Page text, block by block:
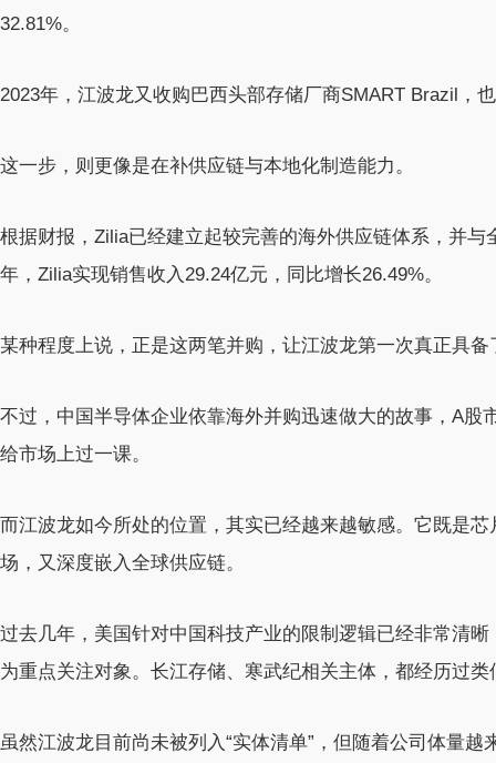
32.81%。
2023年，江波龙又收购巴西头部存储厂商SMART Brazil，
这一步，则更像是在补供应链与本地化制造能力。
根据财报，Zilia已经建立起较完善的海外供应链体系，并
年，Zilia实现销售收入29.24亿元，同比增长26.49%。
某种程度上说，正是这两笔并购，让江波龙第一次真正具备
不过，中国半导体企业依靠海外并购迅速做大的故事，A股
给市场上过一课。
而江波龙如今所处的位置，其实已经越来越敏感。它既是
场，又深度嵌入全球供应链。
过去几年，美国针对中国科技产业的限制逻辑已经非常清
为重点关注对象。长江存储、寒武纪相关主体，都经历过类
虽然江波龙目前尚未被列入“实体清单”，但随着公司体量